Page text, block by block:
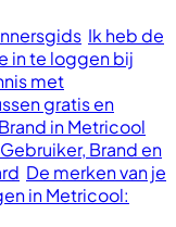
Ik heb de
in te loggen bij
met
gratis en
in Metricool
Brand en
De merken van je
in Metricool: